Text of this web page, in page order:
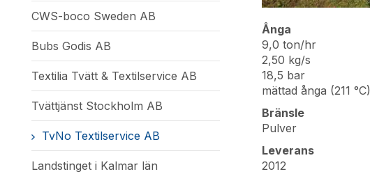
CWS-boco Sweden AB
Bubs Godis AB
Textilia Tvätt & Textilservice AB
Tvättjänst Stockholm AB
TvNo Textilservice AB
Landstinget i Kalmar län
Ånga
9,0 ton/hr
2,50 kg/s
18,5 bar
mättad ånga (211 °C)
Bränsle
Pulver
Leverans
2012